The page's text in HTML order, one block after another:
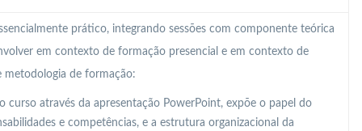
prático, integrando sessões com componente teórica
em contexto de formação presencial e em contexto de
de formação:
curso através da apresentação PowerPoint, expõe o papel do
e competências, e a estrutura organizacional da